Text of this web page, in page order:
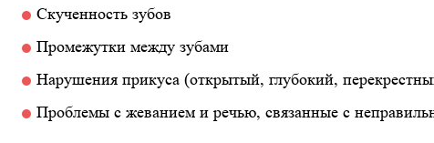
Скученность зубов
Промежутки между зубами
Нарушения прикуса (открытый, глубокий,
Проблемы с жеванием и речью, связанные с